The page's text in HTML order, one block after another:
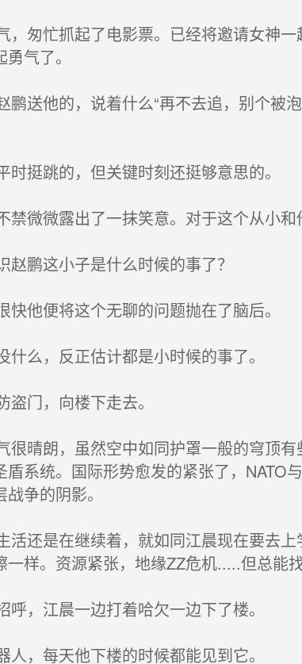
匆忙抓起了电影票。已经将邀请女神一
气了。
送他的，说着什么“再不去追，别个被
挺跳的，但关键时刻还挺够意思的。
微微露出了一抹笑意。对于这个从小和
鹏这小子是什么时候的事了？
他便将这个无聊的问题抛在了脑后。
么，反正估计都是小时候的事了。
门，向楼下走去。
晴朗，虽然空中如同护罩一般的穹顶
系统。国际形势愈发的紧张了，NATO
争的阴影。
还是在继续着，就如同江晨现在要去
样。资源紧张，地缘ZZ危机.....但总能
，江晨一边打着哈欠一边下了楼。
，每天他下楼的时候都能见到它。